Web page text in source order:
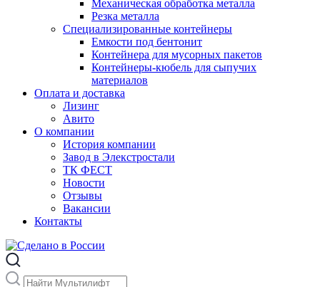
Механическая обработка металла
Резка металла
Специализированные контейнеры
Емкости под бентонит
Контейнера для мусорных пакетов
Контейнеры-кюбель для сыпучих
материалов
Оплата и доставка
Лизинг
Авито
О компании
История компании
Завод в Элекстростали
ТК ФЕСТ
Новости
Отзывы
Вакансии
Контакты